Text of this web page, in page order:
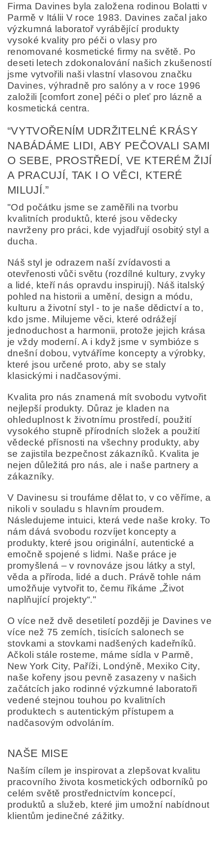
Odesláním formuláře/objednávky vyjadřujete souhlas
se zpracováním osobních údajů v souladu s definicí
ochrany osobních údajů .
Firma Davines byla založena rodinou Bolatti v
Parmě v Itálii V roce 1983. Davines začal jako
výzkumná laboratoř vyrábějící produkty
vysoké kvality pro péči o vlasy pro
renomované kosmetické firmy na světě. Po
deseti letech zdokonalování našich zkušeností
jsme vytvořili naši vlastní vlasovou značku
Davines, výhradně pro salóny a v roce 1996
založili [comfort zone] péči o pleť pro lázně a
kosmetická centra.
“VYTVOŘENÍM UDRŽITELNÉ KRÁSY
NABÁDÁME LIDI, ABY PEČOVALI SAMI
O SEBE, PROSTŘEDÍ, VE KTERÉM ŽIJÍ
A PRACUJÍ, TAK I O VĚCI, KTERÉ
MILUJÍ.”
"Od počátku jsme se zaměřili na tvorbu
kvalitních produktů, které jsou vědecky
navrženy pro práci, kde vyjadřují osobitý styl a
ducha.
Náš styl je odrazem naší zvídavosti a
otevřenosti vůči světu (rozdílné kultury, zvyky
a lidé, kteří nás opravdu inspirují). Náš italský
pohled na historii a umění, design a módu,
kulturu a životní styl - to je naše dědictví a to,
kdo jsme. Milujeme věci, které odrážejí
jednoduchost a harmonii, protože jejich krása
je vždy moderní. A i když jsme v symbióze s
dnešní dobou, vytváříme koncepty a výrobky,
které jsou určené proto, aby se staly
klasickými i nadčasovými.
Kvalita pro nás znamená mít svobodu vytvořit
nejlepší produkty. Důraz je kladen na
ohleduplnost k životnímu prostředí, použití
vysokého stupně přírodních složek a použití
vědecké přísnosti na všechny produkty, aby
se zajistila bezpečnost zákazníků. Kvalita je
nejen důležitá pro nás, ale i naše partnery a
zákazníky.
V Davinesu si troufáme dělat to, v co věříme, a
nikoli v souladu s hlavním proudem.
Následujeme intuici, která vede naše kroky. To
nám dává svobodu rozvíjet koncepty a
produkty, které jsou originální, autentické a
emočně spojené s lidmi. Naše práce je
promyšlená – v rovnováze jsou látky a styl,
věda a příroda, lidé a duch. Právě tohle nám
umožňuje vytvořit to, čemu říkáme „Život
naplňující projekty“."
O více než dvě desetiletí později je Davines ve
více než 75 zemích, tisících salonech se
stovkami a stovkami nadšených kadeřníků.
Ačkoli stále rosteme, máme sídla v Parmě,
New York City, Paříži, Londýně, Mexiko City,
naše kořeny jsou pevně zasazeny v našich
začátcích jako rodinné výzkumné laboratoři
vedené stejnou touhou po kvalitních
produktech s autentickým přístupem a
nadčasovým odvoláním.
NAŠE MISE
Naším cílem je inspirovat a zlepšovat kvalitu
pracovního života kosmetických odborníků po
celém světě prostřednictvím koncepcí,
produktů a služeb, které jim umožní nabídnout
klientům jedinečné zážitky.